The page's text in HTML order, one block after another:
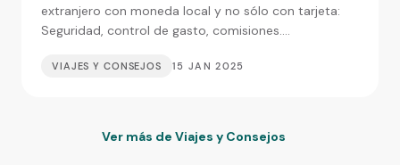
extranjero con moneda local y no sólo con tarjeta:
Seguridad, control de gasto, comisiones....
VIAJES Y CONSEJOS 15 JAN 2025
Ver más de Viajes y Consejos